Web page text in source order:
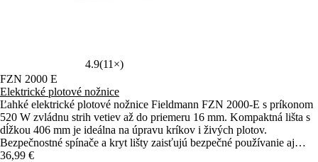
4.9(11×)
FZN 2000 E
Elektrické plotové nožnice
Ľahké elektrické plotové nožnice Fieldmann FZN 2000-E s príkonom
520 W zvládnu strih vetiev až do priemeru 16 mm. Kompaktná lišta s
dĺžkou 406 mm je ideálna na úpravu kríkov i živých plotov.
Bezpečnostné spínače a kryt lišty zaisťujú bezpečné používanie aj
skladovanie.
36,99 €